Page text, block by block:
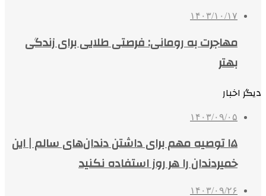
۱۴۰۳/۱۰/۱۷
مهاجرت به رومانی: فرصتی طلایی برای زندگی
بهتر
دیگر اخبار
۱۴۰۳/۰۹/۰۵
۱۵ توصیه مهم برای داشتن دندان‌های سالم | این
خمیردندان را هر روز استفاده نکنید
۱۴۰۳/۰۹/۲۶